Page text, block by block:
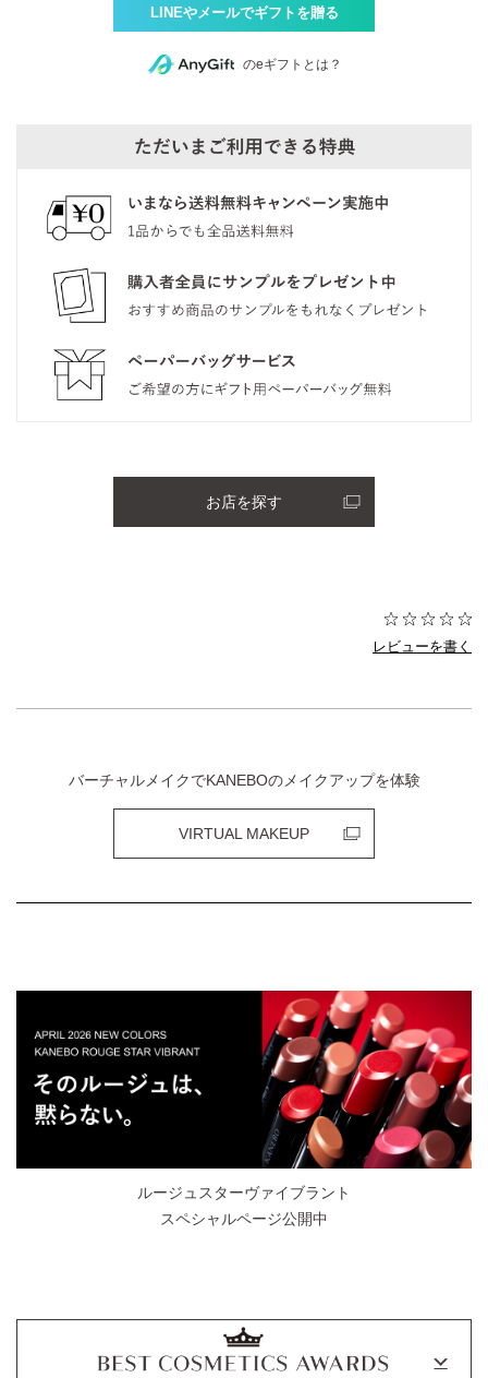
のeギフトとは？
お店を探す
レビューを書く
バーチャルメイクでKANEBOのメイクアップを体験
VIRTUAL MAKEUP
ルージュスターヴァイブラント
スペシャルページ公開中